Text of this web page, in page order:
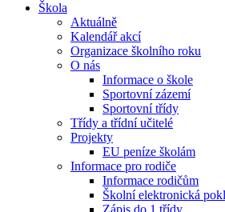
Škola
Aktuálně
Kalendář akcí
Organizace školního roku
O nás
Informace o škole
Sportovní zázemí
Sportovní třídy
Třídy a třídní učitelé
Projekty
EU peníze školám
Informace pro rodiče
Informace rodičům
Školní elektronická
Zápis do 1.třídy